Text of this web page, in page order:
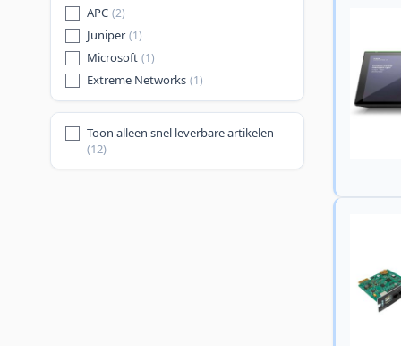
APC (2)
Juniper (1)
Microsoft (1)
Extreme Networks (1)
Toon alleen snel leverbare artikelen
(12)